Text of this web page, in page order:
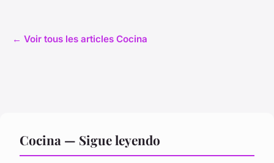
← Voir tous les articles Cocina
Cocina — Sigue leyendo